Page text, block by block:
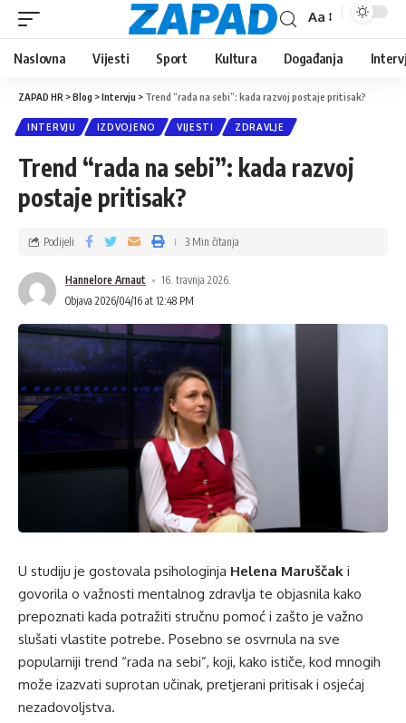
Aa
Naslovna Vijesti Sport Kultura Događanja
ZAPAD HR >Blog >Intervju > Trend “rada na sebi”: kada razvoj postaje pritisak?
INTERVJU IZDVOJENO VIJESTI ZDRAVLJE
Trend “rada na sebi”: kada razvoj
postaje pritisak?
Hannelore Arnaut
16. travnja 2026.
Objava 2026/04/16 at 12:48 PM
Podijeli 3 Min čitanja
U studiju je gostovala psihologinja Helena Maruščak i
govorila o važnosti mentalnog zdravlja te objasnila kako
prepoznati kada potražiti stručnu pomoć i zašto je važno
slušati vlastite potrebe. Posebno se osvrnula na sve
popularniji trend “rada na sebi”, koji, kako ističe, kod mnogih
može izazvati suprotan učinak, pretjerani pritisak i osjećaj
nezadovoljstva.